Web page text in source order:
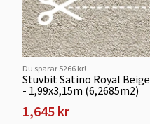
Du sparar 5266 kr!
Stuvbit Satino Royal Beige
- 1,99x3,15m (6,2685m2)
1,645 kr